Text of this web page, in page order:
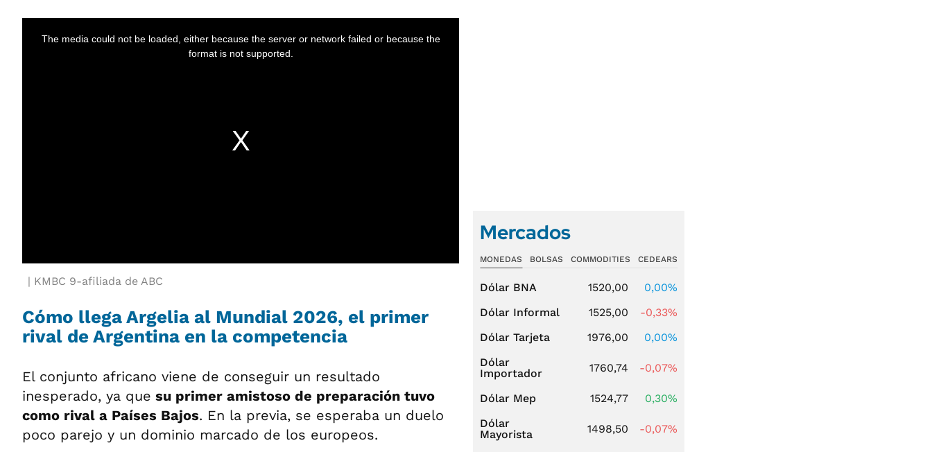
KMBC 9-afiliada de ABC
Cómo llega Argelia al Mundial 2026, el primer
rival de Argentina en la competencia
El conjunto africano viene de conseguir un resultado
inesperado, ya que su primer amistoso de preparación tuvo
como rival a Países Bajos. En la previa, se esperaba un duelo
poco parejo y un dominio marcado de los europeos.
Mercados
MONEDAS BOLSAS COMMODITIES CEDEARS
Dólar BNA 1520,00
0,00%
Dólar Informal
1525,00
-0,33%
Dólar Tarjeta
1976,00
0,00%
Dólar
Importador
1760,74 -0,07%
Dólar Mep 1524,77
0,30%
Dólar
Mayorista
1498,50 -0,07%